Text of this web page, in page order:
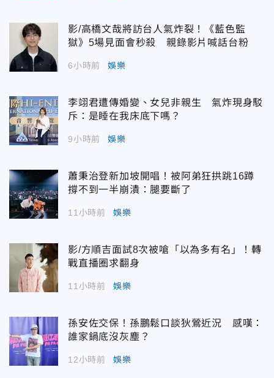
影/高橋文哉將訪台人氣炸裂！《藍色監
獄》5場見面會秒殺 親錄影片喊話台粉
6小時前 娛樂
李翊君遭傳婚變、女兒非親生 氣炸現身駁
斥：是睡在我床底下嗎？
9小時前 娛樂
蕭秉治登新加坡開唱！被阿弟狂拱跳16蹲
撐不到一半崩潰：腿要斷了
11小時前 娛樂
影/方順吉面試8次被嗆「以為多有名」！轉
戰直播圈求翻身
11小時前 娛樂
孫安佐交保！孫鵬鬆口談狄鶯近況 感嘆：
誰家鍋底沒灰塵？
12小時前 娛樂